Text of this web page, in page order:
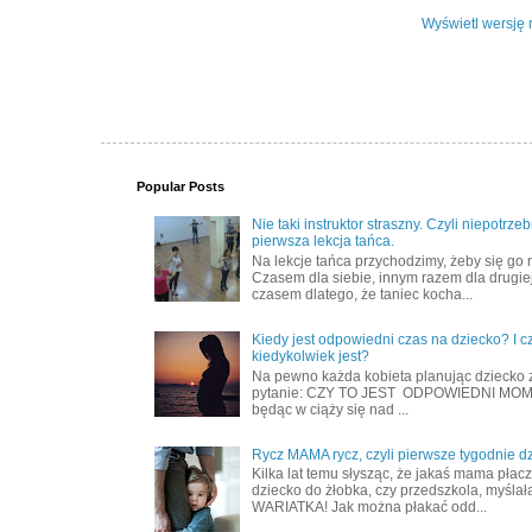
Wyświetl wersję
Popular Posts
Nie taki instruktor straszny. Czyli
pierwsza lekcja tańca.
Na lekcje tańca przychodzimy, żeby się go
Czasem dla siebie, innym razem dla
czasem dlatego, że taniec kocha...
Kiedy jest odpowiedni czas na dziecko? I
kiedykolwiek jest?
Na pewno każda kobieta planując dziecko
pytanie: CZY TO JEST ODPOWIEDNI
będąc w ciąży się nad ...
Rycz MAMA rycz, czyli pierwsze tygodnie
Kilka lat temu słysząc, że jakaś mama
dziecko do żłobka, czy przedszkola,
WARIATKA! Jak można płakać odd...